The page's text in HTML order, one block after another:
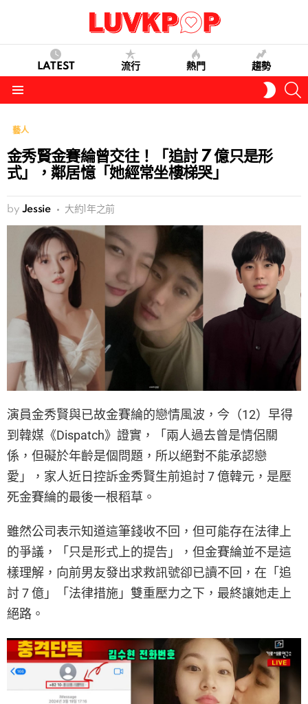
LATEST 流行 熱門 趨勢
SKIN
藝人
金秀賢金賽綸曾交往！「追討 7 億只是形
式」，鄰居憶「她經常坐樓梯哭」
by Jessie 大約1年之前
演員金秀賢與已故金賽綸的戀情風波，今（12）早得
到韓媒《Dispatch》證實，「兩人過去曾是情侶關
係，但礙於年齡是個問題，所以絕對不能承認戀
愛」，家人近日控訴金秀賢生前追討 7 億韓元，是壓
死金賽綸的最後一根稻草。
雖然公司表示知道這筆錢收不回，但可能存在法律上
的爭議，「只是形式上的提告」，但金賽綸並不是這
樣理解，向前男友發出求救訊號卻已讀不回，在「追
討 7 億」「法律措施」雙重壓力之下，最終讓她走上
絕路。